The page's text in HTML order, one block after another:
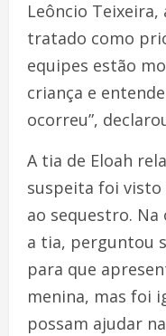
Leôncio
tratado como
equipes estão
criança e
ocorreu”,
A tia de Eloah
suspeita foi
ao sequestro.
a tia, perguntou
para que
menina, mas foi
possam ajudar